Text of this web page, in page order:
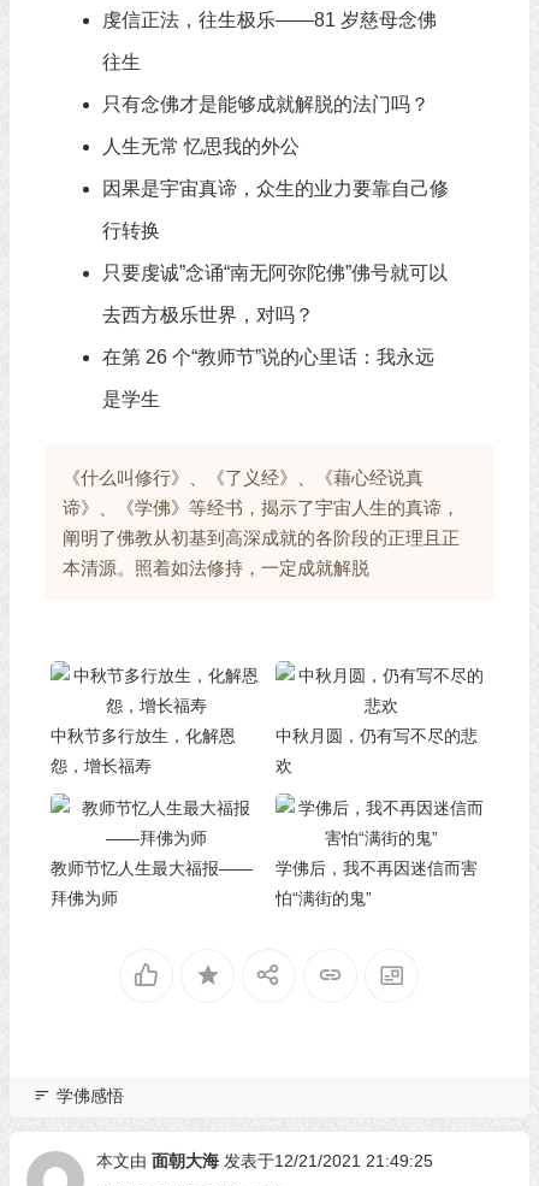
虔信正法，往生极乐——81 岁慈母念佛
往生
只有念佛才是能够成就解脱的法门吗？
人生无常 忆思我的外公
因果是宇宙真谛，众生的业力要靠自己修
行转换
只要虔诚”念诵“南无阿弥陀佛”佛号就可以
去西方极乐世界，对吗？
在第 26 个“教师节”说的心里话：我永远
是学生
《什么叫修行》、《了义经》、《藉心经说真
谛》、《学佛》等经书，揭示了宇宙人生的真谛，
阐明了佛教从初基到高深成就的各阶段的正理且正
本清源。照着如法修持，一定成就解脱
中秋节多行放生，化解恩
怨，增长福寿
中秋月圆，仍有写不尽的悲
欢
教师节忆人生最大福报——
拜佛为师
学佛后，我不再因迷信而害
怕“满街的鬼”
学佛感悟
本文由 面朝大海 发表于12/21/2021 21:49:25